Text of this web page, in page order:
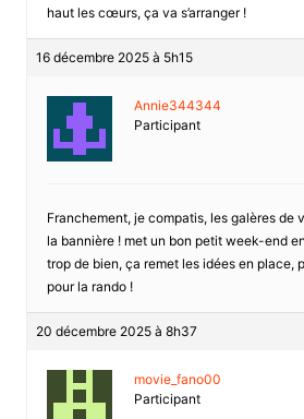
haut les cœurs, ça va s’arranger !
16 décembre 2025 à 5h15
Annie344344
Participant
Franchement, je compatis, les galères de
la bannière ! met un bon petit week-end
trop de bien, ça remet les idées en place,
pour la rando !
20 décembre 2025 à 8h37
movie_fano00
Participant